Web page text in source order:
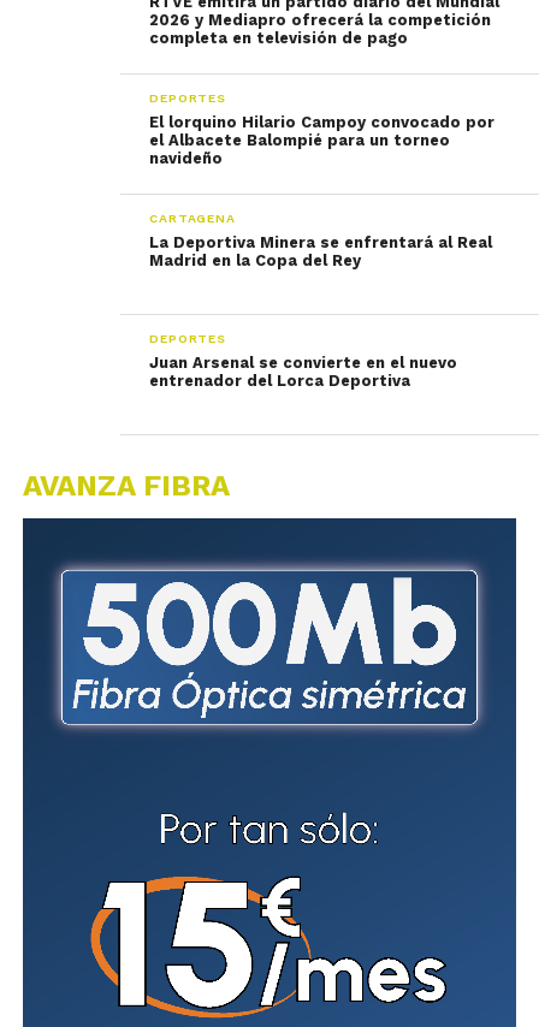
2026 y Mediapro ofrecerá la competición
completa en televisión de pago
DEPORTES
El lorquino Hilario Campoy convocado por
el Albacete Balompié para un torneo
navideño
CARTAGENA
La Deportiva Minera se enfrentará al Real
Madrid en la Copa del Rey
DEPORTES
Juan Arsenal se convierte en el nuevo
entrenador del Lorca Deportiva
AVANZA FIBRA